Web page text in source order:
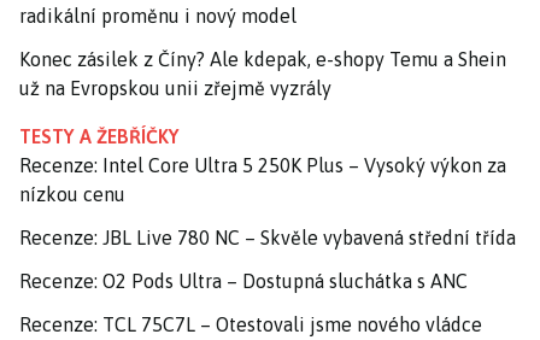
radikální proměnu i nový model
Konec zásilek z Číny? Ale kdepak, e-shopy Temu a Shein
už na Evropskou unii zřejmě vyzrály
TESTY A ŽEBŘÍČKY
Recenze: Intel Core Ultra 5 250K Plus – Vysoký výkon za
nízkou cenu
Recenze: JBL Live 780 NC – Skvěle vybavená střední třída
Recenze: O2 Pods Ultra – Dostupná sluchátka s ANC
Recenze: TCL 75C7L – Otestovali jsme nového vládce